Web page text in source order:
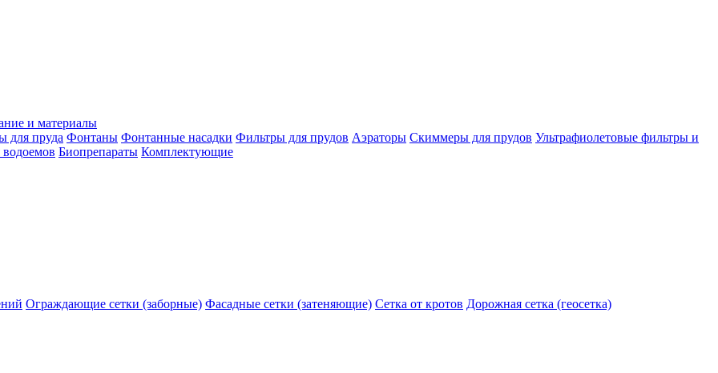
и материалы
для пруда Фонтаны Фонтанные насадки Фильтры для прудов Аэраторы Скиммеры для прудов Ультрафиолетовые фильтры и
Биопрепараты Комплектующие
Ограждающие сетки (заборные) Фасадные сетки (затеняющие) Сетка от кротов Дорожная сетка (геосетка)